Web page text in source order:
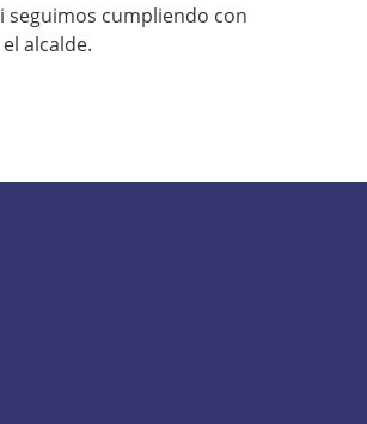
seguimos cumpliendo con
alcalde.